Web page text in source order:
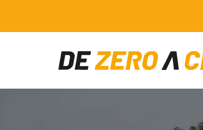
Main Navigation